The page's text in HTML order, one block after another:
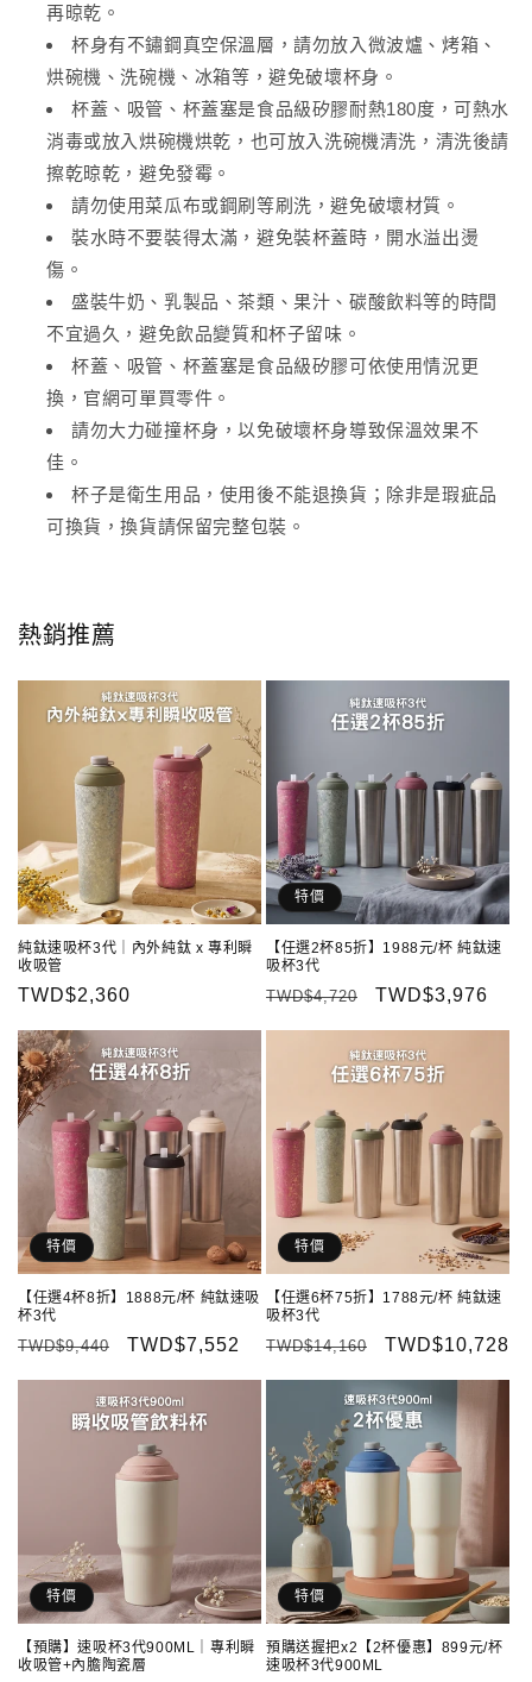
再晾乾。
杯身有不鏽鋼真空保溫層，請勿放入微波爐、烤箱、
烘碗機、洗碗機、冰箱等，避免破壞杯身。
杯蓋、吸管、杯蓋塞是食品級矽膠耐熱180度，可熱水
消毒或放入烘碗機烘乾，也可放入洗碗機清洗，清洗後請
擦乾晾乾，避免發霉。
請勿使用菜瓜布或鋼刷等刷洗，避免破壞材質。
裝水時不要裝得太滿，避免裝杯蓋時，開水溢出燙
傷。
盛裝牛奶、乳製品、茶類、果汁、碳酸飲料等的時間
不宜過久，避免飲品變質和杯子留味。
杯蓋、吸管、杯蓋塞是食品級矽膠可依使用情況更
換，官網可單買零件。
請勿大力碰撞杯身，以免破壞杯身導致保溫效果不
佳。
杯子是衛生用品，使用後不能退換貨；除非是瑕疵品
可換貨，換貨請保留完整包裝。
熱銷推薦
純鈦速吸杯3代｜內外純鈦 x 專利瞬
收吸管
定
TWD$2,360
特價
【任選2杯85折】1988元/杯 純鈦速
吸杯3代
定
TWD$4,720
售
TWD$3,976
特價
【任選4杯8折】1888元/杯 純鈦速吸
杯3代
定
TWD$9,440
售
TWD$7,552
特價
【任選6杯75折】1788元/杯 純鈦速
吸杯3代
定
TWD$14,160
售
TWD$10,728
特價
【預購】速吸杯3代900ML｜專利瞬
收吸管+內膽陶瓷層
特價
預購送握把x2【2杯優惠】899元/杯
速吸杯3代900ML